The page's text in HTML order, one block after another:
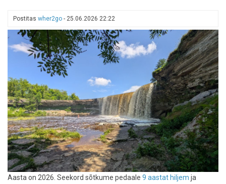
Postitas wher2go - 25.06.2026 22:22
Aasta on 2026. Seekord sõtkume pedaale 9 aastat hiljem ja